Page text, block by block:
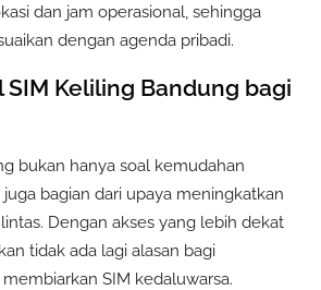
dan jam operasional, sehingga
dengan agenda pribadi.
SIM Keliling Bandung bagi
bukan hanya soal kemudahan
bagian dari upaya meningkatkan
Dengan akses yang lebih dekat
tidak ada lagi alasan bagi
SIM kedaluwarsa.